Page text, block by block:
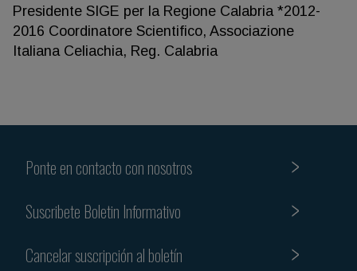
Presidente SIGE per la Regione Calabria *2012-
2016 Coordinatore Scientifico, Associazione
Italiana Celiachia, Reg. Calabria
Ponte en contacto con nosotros
Suscribete Boletin Informativo
Cancelar suscripción al boletín